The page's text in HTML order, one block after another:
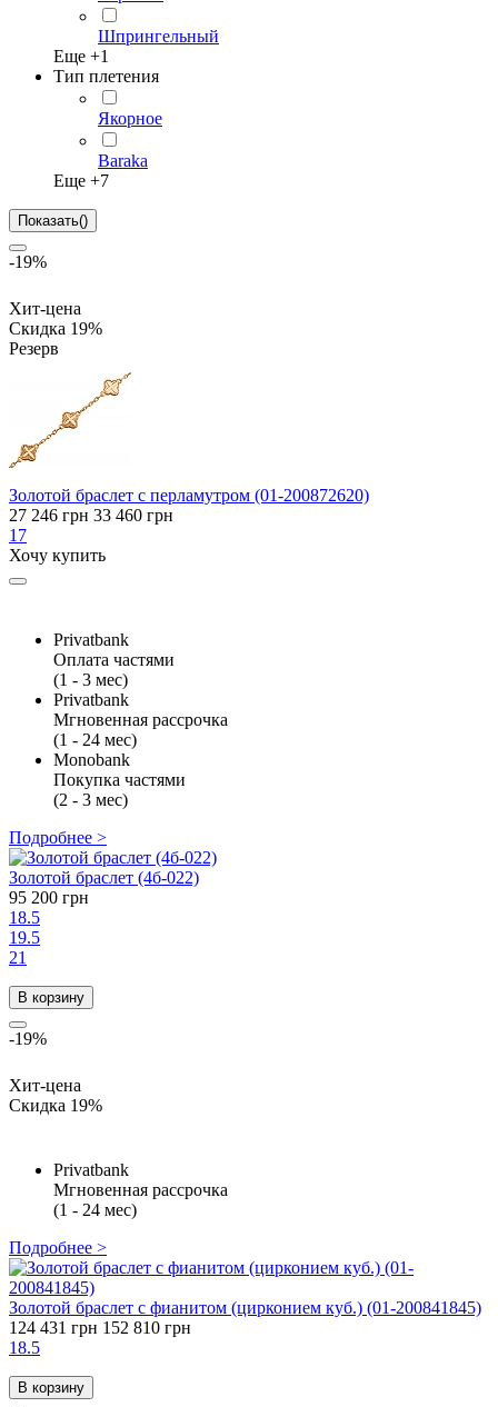
Шпрингельный
Еще +1
Тип плетения
Якорное
Baraka
Еще +7
Показать()
-19%
Хит-цена
Скидка 19%
Резерв
Золотой браслет с перламутром (01-200872620)
27 246 грн 33 460 грн
17
Хочу купить
Privatbank
Оплата частями
(1 - 3 мес)
Privatbank
Мгновенная рассрочка
(1 - 24 мес)
Monobank
Покупка частями
(2 - 3 мес)
Подробнее >
Золотой браслет (4б-022)
95 200 грн
18.5
19.5
21
В корзину
-19%
Хит-цена
Скидка 19%
Privatbank
Мгновенная рассрочка
(1 - 24 мес)
Подробнее >
Золотой браслет с фианитом (цирконием куб.) (01-200841845)
124 431 грн 152 810 грн
18.5
В корзину